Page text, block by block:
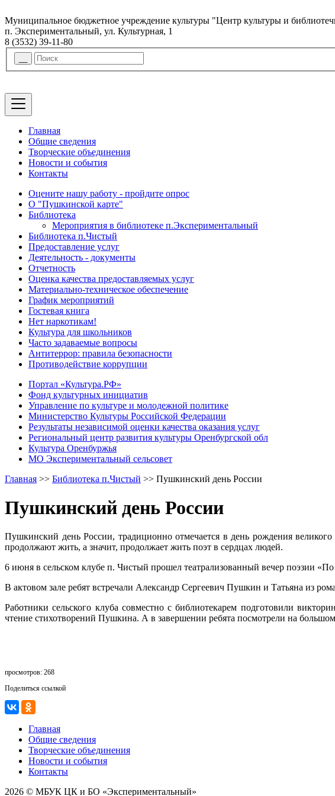
Муниципальное бюджетное учреждение культуры "Центр культуры и
п. Экспериментальный, ул. Культурная, 1
8 (3532) 39-11-80
Главная
Общие сведения
Творческие объединения
Новости и события
Контакты
Оцените нашу работу - пройдите опрос
О "Пушкинской карте"
Библиотека
Мероприятия в библиотеке п.Экспериментальный
Библиотека п.Чистый
Предоставление услуг
Деятельность - документы
Отчетность
Оценка качества предоставляемых услуг
Материально-техническое обеспечение
График мероприятий
Гостевая книга
Нет наркотикам!
Культура для школьников
Часто задаваемые вопросы
Антитеррор: правила безопасности
Противодействие коррупции
Портал «Культура.РФ»
Фонд культурных инициатив
Управление по культуре и молодежной политике
Министерство Культуры Российской Федерации
Результаты независимой оценки качества оказания услуг
Региональный центр развития культуры Оренбургской обл
Культура Оренбуржья
МО Экспериментальный сельсовет
Главная >> Библиотека п.Чистый >> Пушкинский день России
Пушкинский день России
Пушкинский день России, традиционно отмечается в день рождения великого
продолжают жить, а значит, продолжает жить поэт в сердцах людей.
6 июня в сельском клубе п. Чистый прошел театрализованный вечер поэзии
В актовом зале ребят встречали Александр Сергеевич Пушкин и Татьяна из
Работники сельского клуба совместно с библиотекарем подготовили
чтение стихотворений Пушкина. А в завершении ребята посмотрели на
просмотров: 268
Поделиться ссылкой
Главная
Общие сведения
Творческие объединения
Новости и события
Контакты
2026 © МБУК ЦК и БО «Экспериментальный»